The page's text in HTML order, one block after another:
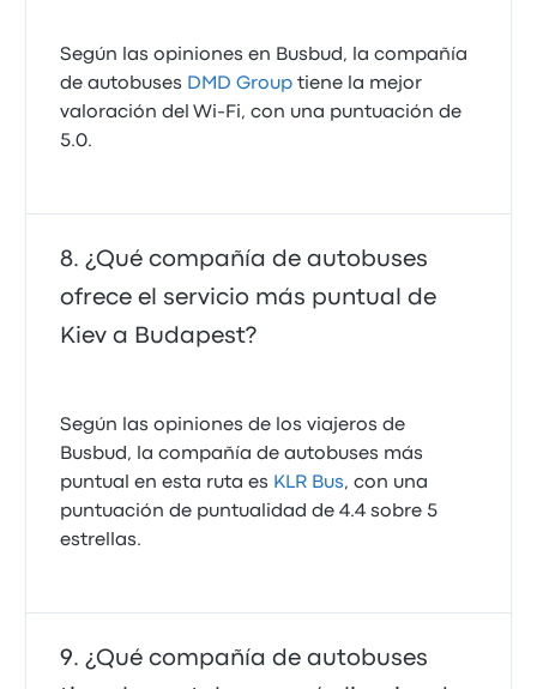
Según las opiniones en Busbud, la compañía
de autobuses DMD Group tiene la mejor
valoración del Wi-Fi, con una puntuación de
5.0.
¿Qué compañía de autobuses
ofrece el servicio más puntual de
Kiev a Budapest?
Según las opiniones de los viajeros de
Busbud, la compañía de autobuses más
puntual en esta ruta es KLR Bus, con una
puntuación de puntualidad de 4.4 sobre 5
estrellas.
¿Qué compañía de autobuses